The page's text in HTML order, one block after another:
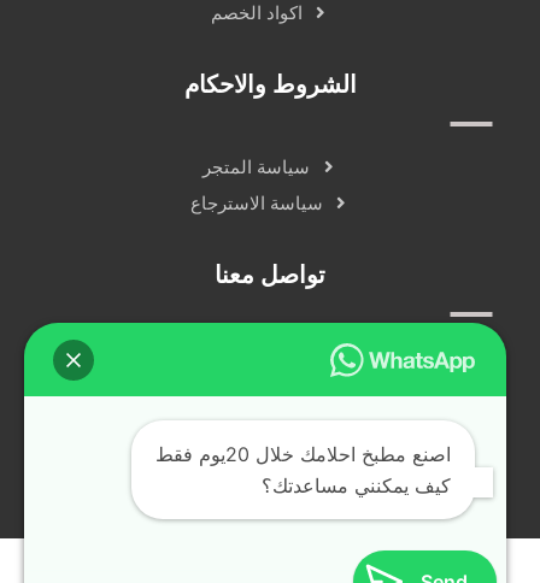
اكواد الخصم
الشروط والاحكام
سياسة المتجر
سياسة الاسترجاع
تواصل معنا
دردشة مباشرة
جميع الحقوق محفوظة © alfransya.ae ٢٠٢٤
اصنع مطبخ احلامك خلال 20يوم فقط
كيف يمكنني مساعدتك؟